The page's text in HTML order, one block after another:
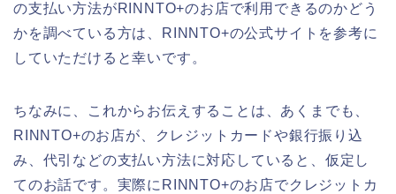
の支払い方法がRINNTO+のお店で利用できるのかどう
かを調べている方は、RINNTO+の公式サイトを参考に
していただけると幸いです。
ちなみに、これからお伝えすることは、あくまでも、
RINNTO+のお店が、クレジットカードや銀行振り込
み、代引などの支払い方法に対応していると、仮定し
てのお話です。実際にRINNTO+のお店でクレジットカ